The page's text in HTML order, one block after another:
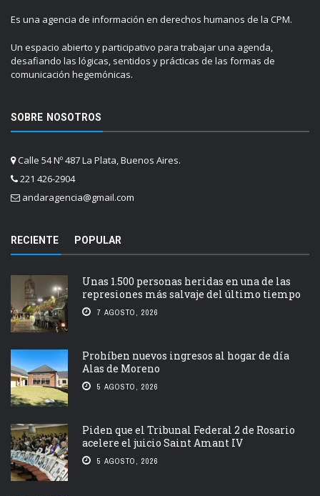
Es una agencia de información en derechos humanos de la CPM.
Un espacio abierto y participativo para trabajar una agenda,
desafiando las lógicas, sentidos y prácticas de las formas de
comunicación hegemónicas.
SOBRE NOSOTROS
Calle 54 Nº 487 La Plata, Buenos Aires.
221 426-2904
andaragencia@gmail.com
RECIENTE POPULAR
Unas 1.500 personas heridas en una de las
represiones más salvaje del último tiempo
7 AGOSTO, 2026
Prohíben nuevos ingresos al hogar de día
Alas de Moreno
5 AGOSTO, 2026
Piden que el Tribunal Federal 2 de Rosario
acelere el juicio Saint Amant IV
5 AGOSTO, 2026